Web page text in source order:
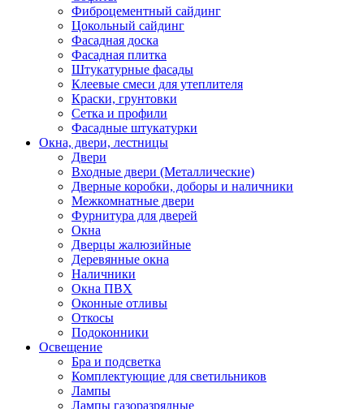
Фиброцементный сайдинг
Цокольный сайдинг
Фасадная доска
Фасадная плитка
Штукатурные фасады
Клеевые смеси для утеплителя
Краски, грунтовки
Сетка и профили
Фасадные штукатурки
Окна, двери, лестницы
Двери
Входные двери (Металлические)
Дверные коробки, доборы и наличники
Межкомнатные двери
Фурнитура для дверей
Окна
Дверцы жалюзийные
Деревянные окна
Наличники
Окна ПВХ
Оконные отливы
Откосы
Подоконники
Освещение
Бра и подсветка
Комплектующие для светильников
Лампы
Лампы газоразрядные